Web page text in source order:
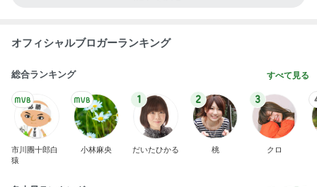
オフィシャルブロガーランキング
総合ランキング すべて見る
市川團十郎白
猿
小林麻央
1
だいたひかる
2
桃
3
クロ